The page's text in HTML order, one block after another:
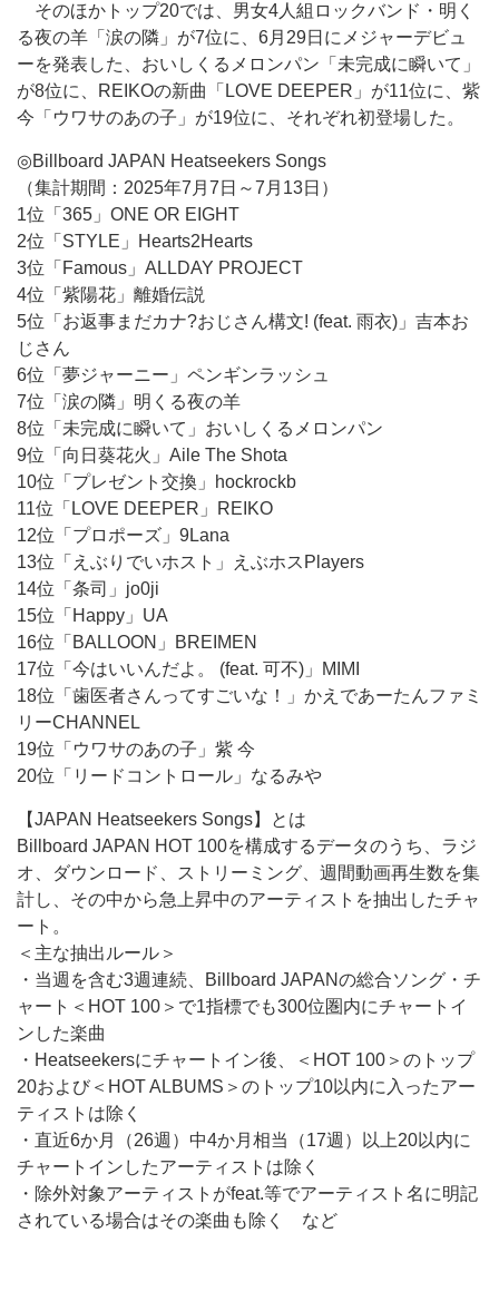
そのほかトップ20では、男女4人組ロックバンド・明く
る夜の羊「涙の隣」が7位に、6月29日にメジャーデビュ
ーを発表した、おいしくるメロンパン「未完成に瞬いて」
が8位に、REIKOの新曲「LOVE DEEPER」が11位に、 紫
今「ウワサのあの子」が19位に、 それぞれ初登場した。
◎Billboard JAPAN Heatseekers Songs
（集計期間：2025年7月7日～7月13日）
1位「365」ONE OR EIGHT
2位「STYLE」Hearts2Hearts
3位「Famous」ALLDAY PROJECT
4位「紫陽花」離婚伝説
5位「お返事まだカナ?おじさん構文! (feat. 雨衣)」吉本お
じさん
6位「夢ジャーニー」ペンギンラッシュ
7位「涙の隣」明くる夜の羊
8位「未完成に瞬いて」おいしくるメロンパン
9位「向日葵花火」Aile The Shota
10位「プレゼント交換」hockrockb
11位「LOVE DEEPER」REIKO
12位「プロポーズ」9Lana
13位「えぶりでいホスト」えぶホスPlayers
14位「条司」jo0ji
15位「Happy」UA
16位「BALLOON」BREIMEN
17位「今はいいんだよ。 (feat. 可不)」MIMI
18位「歯医者さんってすごいな！」かえであーたんファミ
リーCHANNEL
19位「ウワサのあの子」紫 今
20位「リードコントロール」なるみや
【JAPAN Heatseekers Songs】とは
Billboard JAPAN HOT 100を構成するデータのうち、ラジ
オ、ダウンロード、ストリーミング、週間動画再生数を集
計し、その中から急上昇中のアーティストを抽出したチャ
ート。
＜主な抽出ルール＞
・当週を含む3週連続、Billboard JAPANの総合ソング・チ
ャート＜HOT 100＞で1指標でも300位圏内にチャートイ
ンした楽曲
・Heatseekersにチャートイン後、＜HOT 100＞のトップ
20および＜HOT ALBUMS＞のトップ10以内に入ったアー
ティストは除く
・直近6か月（26週）中4か月相当（17週）以上20以内に
チャートインしたアーティストは除く
・除外対象アーティストがfeat.等でアーティスト名に明記
されている場合はその楽曲も除く など